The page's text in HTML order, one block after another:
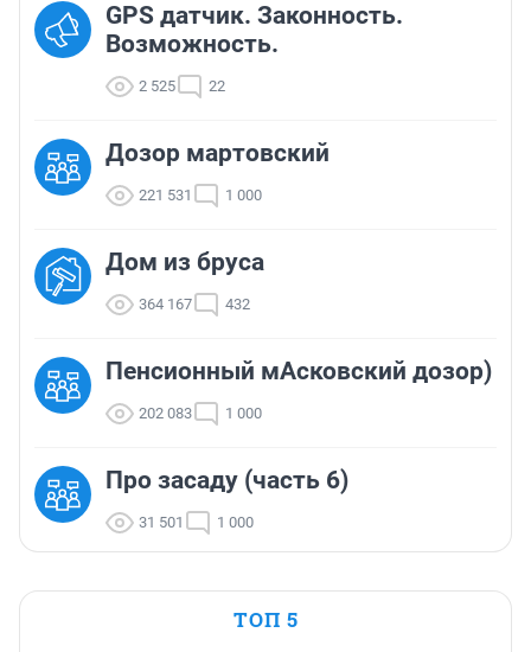
GPS датчик. Законность.
Возможность.
2 525 22
Дозор мартовский
221 531 1 000
Дом из бруса
364 167 432
Пенсионный мАсковский дозор)
202 083 1 000
Про засаду (часть 6)
31 501 1 000
ТОП 5